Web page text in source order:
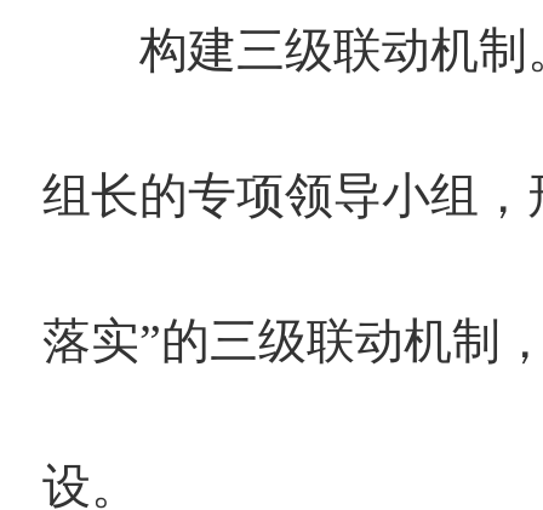
构建三级联动机制
组长的专项领导小组
落实”的三级联动机制
设。